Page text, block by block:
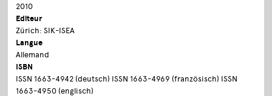
2010
Editeur
Zürich: SIK-ISEA
Langue
Allemand
ISBN
ISSN 1663-4942 (deutsch) ISSN 1663-4969 (französisch) ISSN
1663-4950 (englisch)